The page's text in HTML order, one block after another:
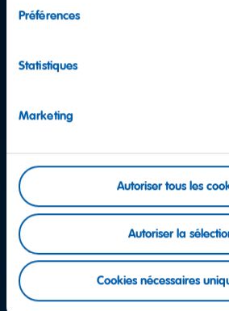
Préférences
Statistiques
Marketing
Autoriser tous les
Autoriser la
Cookies nécessaires
Prendre contact
Équipe service